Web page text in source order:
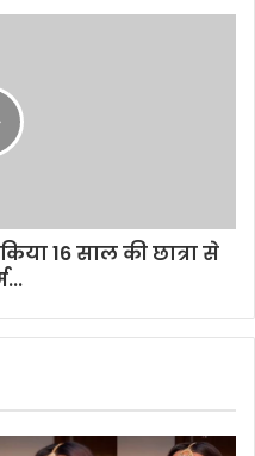
16 साल की छात्रा से